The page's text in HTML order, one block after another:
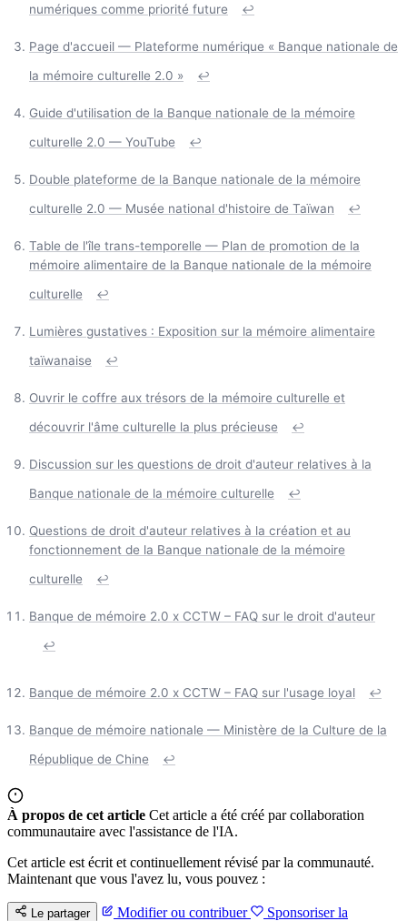
numériques comme priorité future ↩
Page d'accueil — Plateforme numérique « Banque nationale de
la mémoire culturelle 2.0 »
↩
Guide d'utilisation de la Banque nationale de la mémoire
culturelle 2.0 — YouTube
↩
Double plateforme de la Banque nationale de la mémoire
culturelle 2.0 — Musée national d'histoire de Taïwan
↩
Table de l'île trans-temporelle — Plan de promotion de la
mémoire alimentaire de la Banque nationale de la mémoire
culturelle
↩
Lumières gustatives : Exposition sur la mémoire alimentaire
taïwanaise
↩
Ouvrir le coffre aux trésors de la mémoire culturelle et
découvrir l'âme culturelle la plus précieuse
↩
Discussion sur les questions de droit d'auteur relatives à la
Banque nationale de la mémoire culturelle
↩
Questions de droit d'auteur relatives à la création et au
fonctionnement de la Banque nationale de la mémoire
culturelle
↩
Banque de mémoire 2.0 x CCTW – FAQ sur le droit d'auteur
↩
Banque de mémoire 2.0 x CCTW – FAQ sur l'usage loyal ↩
Banque de mémoire nationale — Ministère de la Culture de la
République de Chine
↩
À propos de cet article Cet article a été créé par collaboration
communautaire avec l'assistance de l'IA.
Cet article est écrit et continuellement révisé par la communauté.
Maintenant que vous l'avez lu, vous pouvez :
Le partager Modifier ou contribuer
Sponsoriser la